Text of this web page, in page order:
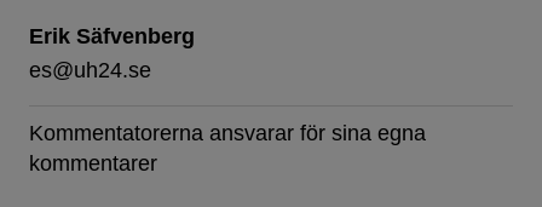
Erik Säfvenberg
es@uh24.se
Kommentatorerna ansvarar för sina egna
kommentarer